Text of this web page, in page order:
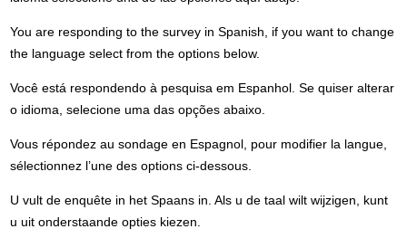
You are responding to the survey in Spanish, if you want to change
the language select from the options below.
Você está respondendo à pesquisa em Espanhol. Se quiser alterar
o idioma, selecione uma das opções abaixo.
Vous répondez au sondage en Espagnol, pour modifier la langue,
sélectionnez l’une des options ci-dessous.
U vult de enquête in het Spaans in. Als u de taal wilt wijzigen, kunt
u uit onderstaande opties kiezen.